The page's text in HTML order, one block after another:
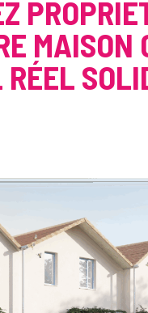
MAISON